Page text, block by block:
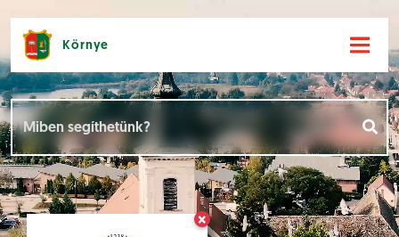
×
Környe
Hírek [
Események []